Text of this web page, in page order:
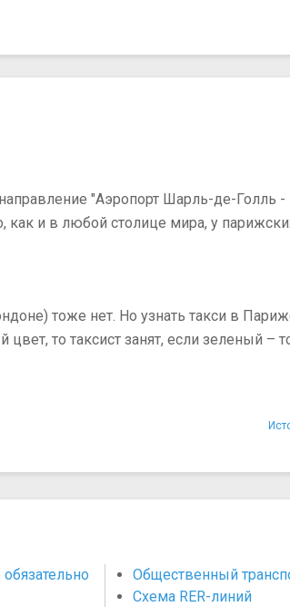
"Аэропорт Шарль-де-Голль -
и в любой столице мира, у
тоже нет. Но узнать такси в
то таксист занят, если зеленый –
Общественный
Схема RER-линий